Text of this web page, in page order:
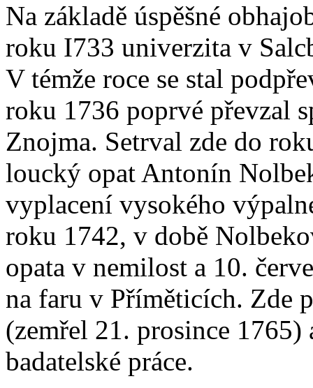
Na základě úspěšné
roku I733 univerzita v
V témže roce se stal
roku 1736 poprvé převzal
Znojma. Setrval zde do
loucký opat Antonín
vyplacení vysokého
roku 1742, v době
opata v nemilost a 10.
na faru v Příměticích. Zde
(zemřel 21. prosince 1765)
badatelské práce.